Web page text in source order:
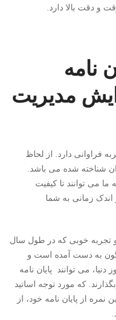
و دقت بالا دارد.
نامه
مدیریت
فراوانی دارد. از لحاظ
شناخته شده می باشد.
ما می توانند تا کیفیت
اندک زمانی به شما
و تجربه خوبی که در طول سال
به دست آمده است و
می توانند پایان نامه
که مورد توجه اساتید
از پایان نامه خود، از